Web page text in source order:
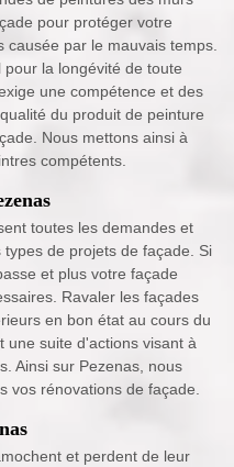
pour protéger votre
par le mauvais temps.
la longévité de toute
une compétence et des
du produit de peinture
Nous mettons ainsi à
compétents.
toutes les demandes et
de projets de façade. Si
et plus votre façade
Ravaler les façades
en bon état au cours du
une suite d'actions visant à
Ainsi sur Pezenas, nous
vos rénovations de façade.
et perdent de leur